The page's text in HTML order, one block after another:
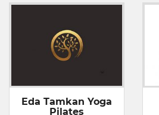
Eda Tamkan Yoga
Pilates